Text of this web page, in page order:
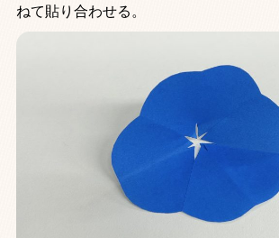
ねて貼り合わせる。